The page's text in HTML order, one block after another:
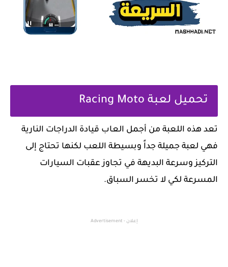
تحميل لعبة Racing Moto
‏تعد هذه اللعبة من أجمل العاب قيادة الدراجات النارية
فهي لعبة جميلة جداً وبسيطة اللعب لكنها تحتاج إلى
التركيز وسرعة البديهة في تجاوز ‏عقبات السيارات
المسرعة لكي لا تخسر السباق.
إعلان - Advertisement